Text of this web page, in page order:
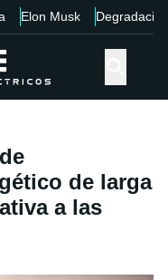
Elon Musk Degradación
de larga
a las